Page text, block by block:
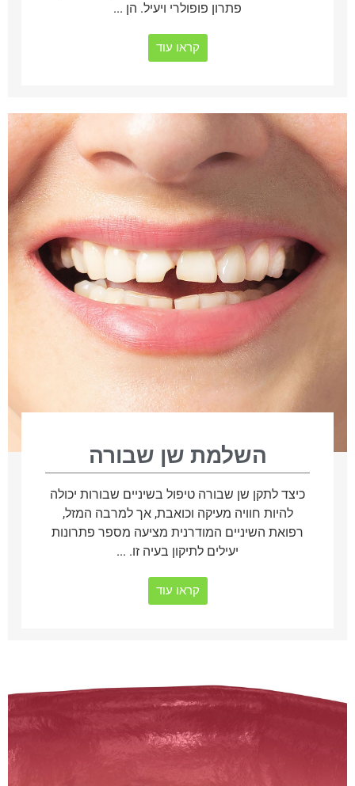
פתרון פופולרי ויעיל. הן ...
קראו עוד
השלמת שן שבורה
כיצד לתקן שן שבורה טיפול בשיניים שבורות יכולה
להיות חוויה מעיקה וכואבת, אך למרבה המזל,
רפואת השיניים המודרנית מציעה מספר פתרונות
יעילים לתיקון בעיה זו. ...
קראו עוד